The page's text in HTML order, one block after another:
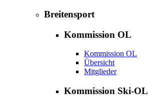
Breitensport
Kommission OL
Kommission OL
Übersicht
Mitglieder
Kommission Ski-OL